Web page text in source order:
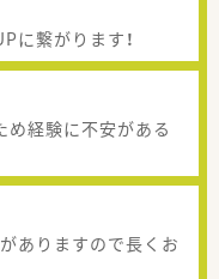
に繋がります！
め経験に不安がある
ありますので長くお